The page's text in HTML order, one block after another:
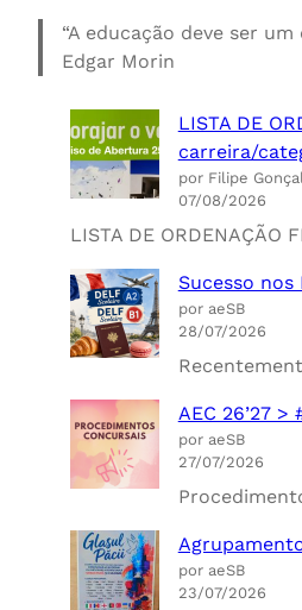
“A educação deve ser
Edgar Morin
LISTA DE
carreira/
por Filipe
07/08/2026
LISTA DE
Sucesso nos
por aeSB
28/07/2026
AEC 26’27
por aeSB
27/07/2026
por aeSB
23/07/2026